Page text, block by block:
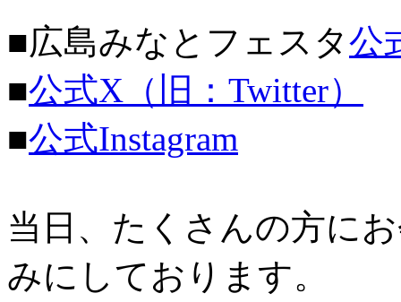
■広島みなとフェスタ公
■公式X（旧：Twitter）
■公式Instagram
当日、たくさんの方に
みにしております。